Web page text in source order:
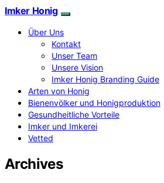
Imker Honig
Über Uns
Kontakt
Unser Team
Unsere Vision
Imker Honig Branding Guide
Arten von Honig
Bienenvölker und Honigproduktion
Gesundheitliche Vorteile
Imker und Imkerei
Vetted
Archives